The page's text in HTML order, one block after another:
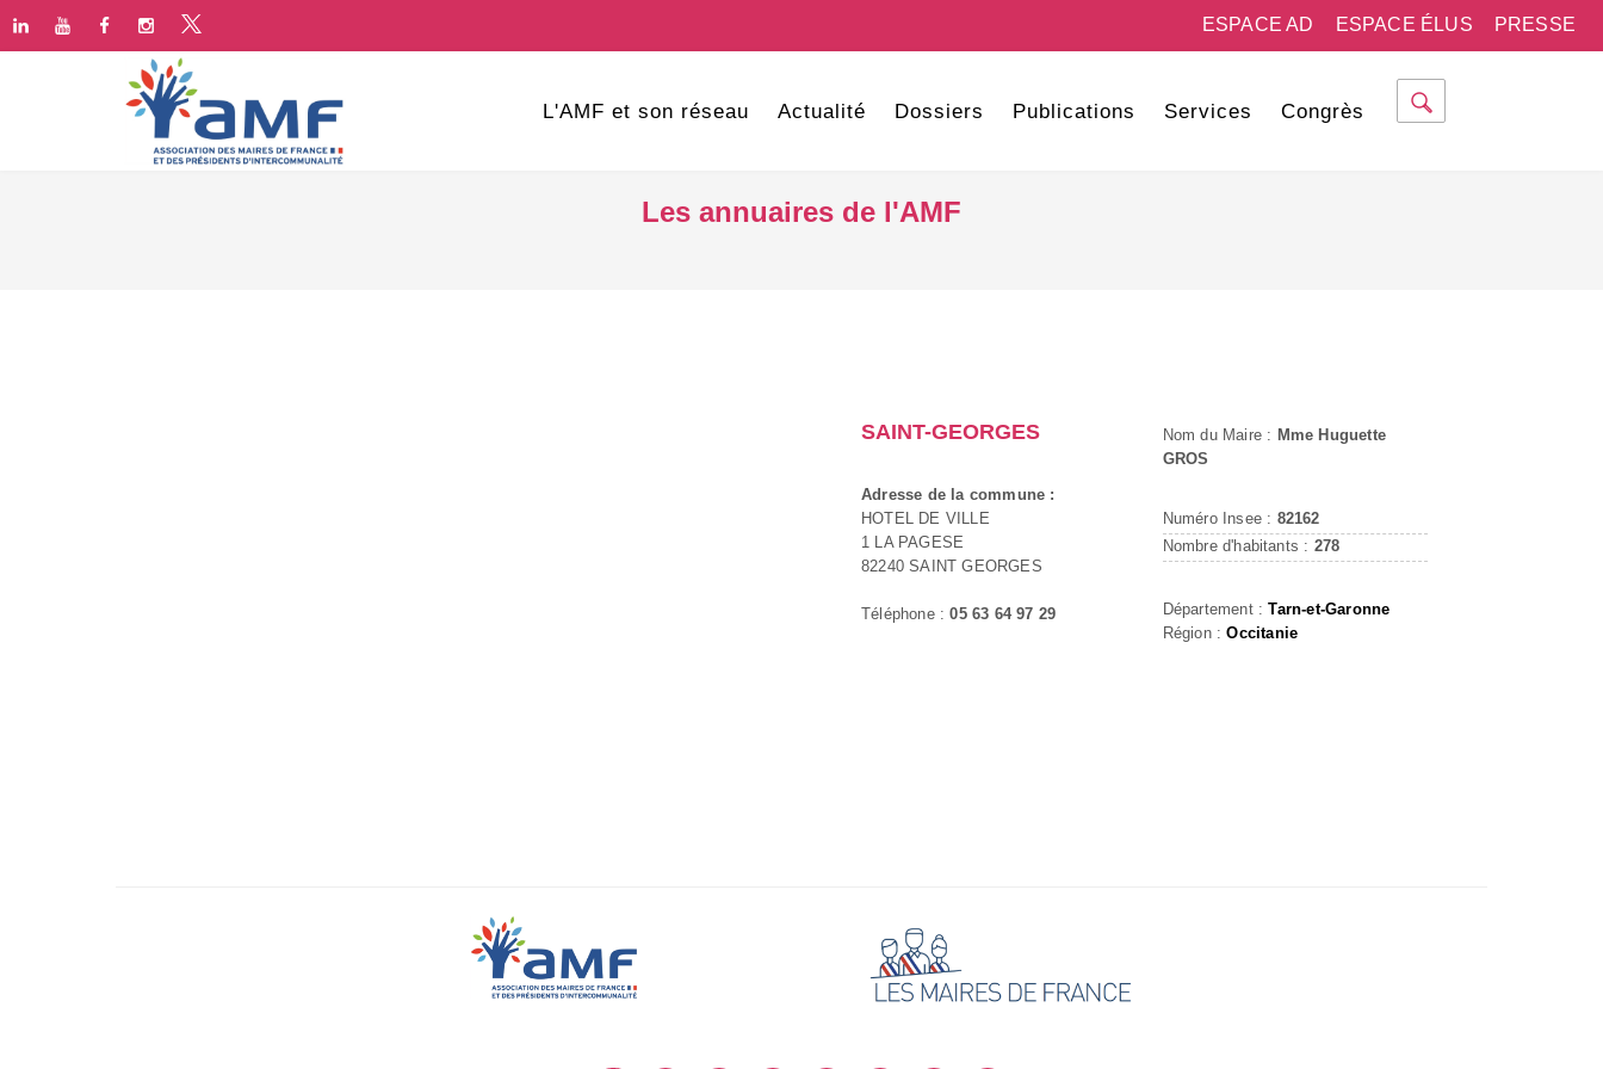
PRESSE
ESPACE ÉLUS
ESPACE AD
L'AMF et son réseau Actualité Dossiers Publications Services Congrès
Les annuaires de l'AMF
SAINT-GEORGES
Adresse de la commune :
HOTEL DE VILLE
1 LA PAGESE
82240 SAINT GEORGES
Téléphone :05 63 64 97 29
Nom du Maire : Mme Huguette
GROS
Numéro Insee : 82162
Nombre d'habitants : 278
Département :Tarn-et-Garonne
Région :Occitanie